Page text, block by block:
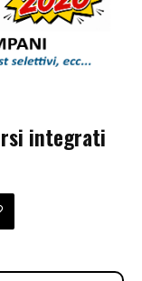
integrati